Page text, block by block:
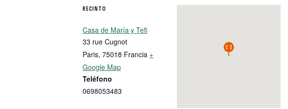
RECINTO
Casa de María y Tefi
33 rue Cugnot
Paris, 75018 Francia +
Google Map
Teléfono
0698053483